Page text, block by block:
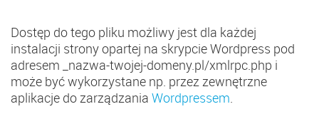
Dostęp do tego pliku możliwy jest dla każdej
instalacji strony opartej na skrypcie Wordpress pod
adresem _nazwa-twojej-domeny.pl/xmlrpc.php i
może być wykorzystane np. przez zewnętrzne
aplikacje do zarządzania Wordpressem.